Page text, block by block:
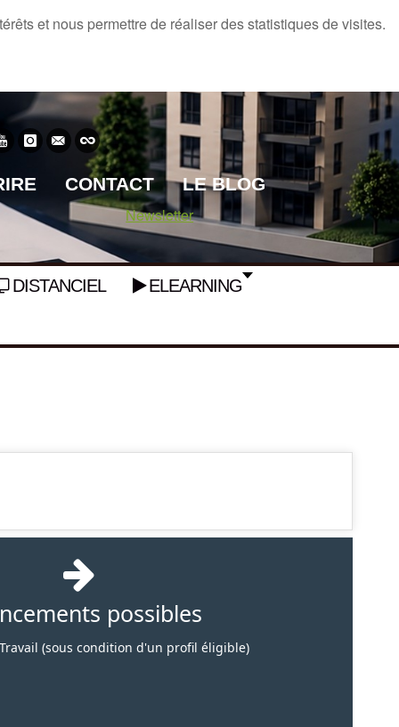
et nous permettre de réaliser des statistiques de visites.
CONTACT
LE BLOG
Newsletter
DISTANCIEL
ELEARNING
possibles
Travail (sous condition d'un profil éligible)